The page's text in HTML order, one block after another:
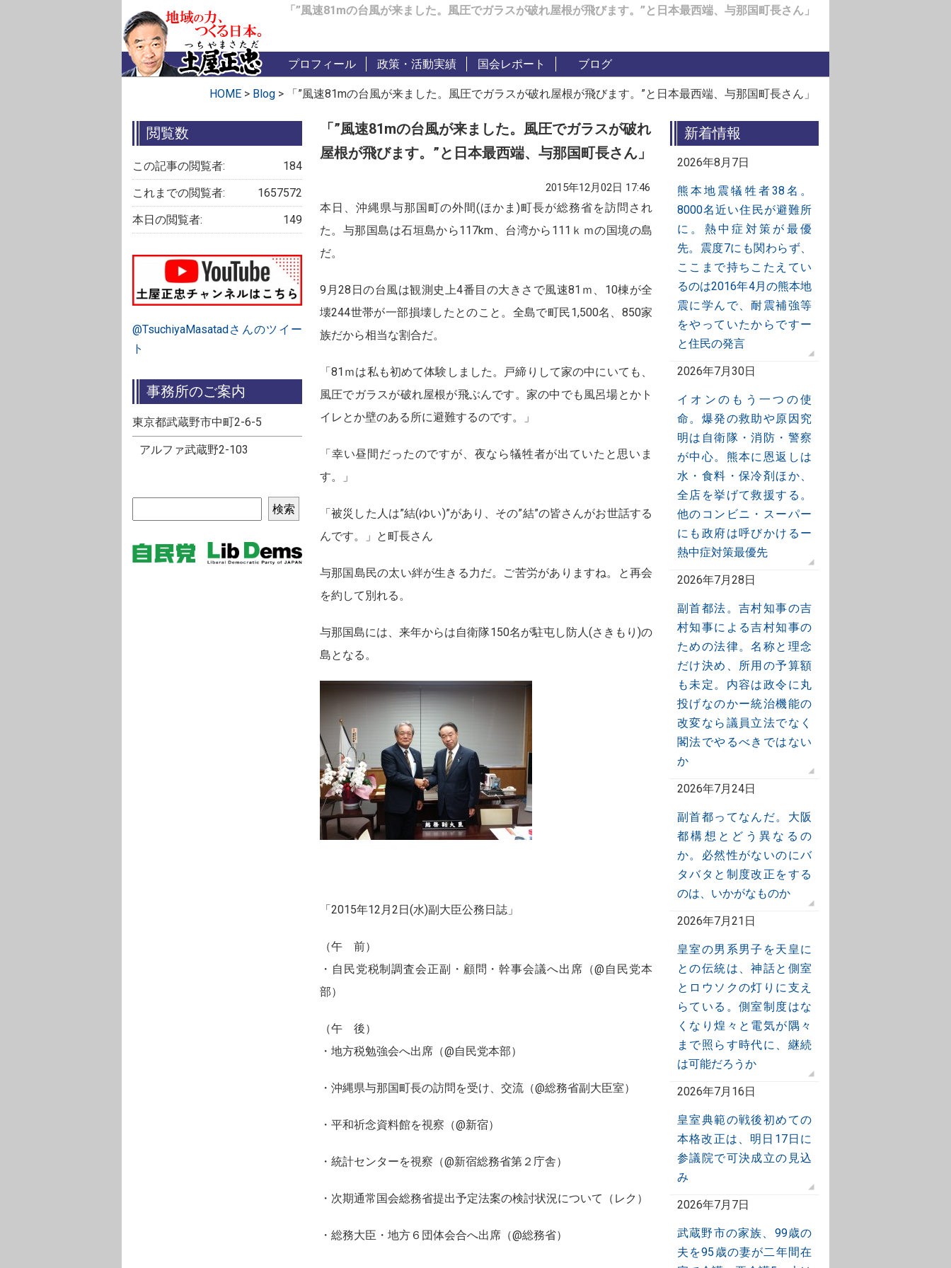
「”風速81mの台風が来ました。風圧でガラスが破れ屋根が飛びます。”と日本最西端、与那国町長さん」
プロフィール 政策・活動実績 国会レポート ブログ
HOME > Blog > 「”風速81mの台風が来ました。風圧でガラスが破れ屋根が飛びます。”と日本最西端、与那国町長さん」
閲覧数
184
この記事の閲覧者:
1657572
これまでの閲覧者:
149
本日の閲覧者:
@TsuchiyaMasatadさんのツイー
ト
事務所のご案内
東京都武蔵野市中町2-6-5
アルファ武蔵野2-103
「”風速81mの台風が来ました。風圧でガラスが破れ
屋根が飛びます。”と日本最西端、与那国町長さん」
2015年12月02日 17:46
本日、沖縄県与那国町の外間(ほかま)町長が総務省を訪問され
た。与那国島は石垣島から117km、台湾から111ｋｍの国境の島
だ。
9月28日の台風は観測史上4番目の大きさで風速81ｍ、10棟が全
壊244世帯が一部損壊したとのこと。全島で町民1,500名、850家
族だから相当な割合だ。
「81ｍは私も初めて体験しました。戸締りして家の中にいても、
風圧でガラスが破れ屋根が飛ぶんです。家の中でも風呂場とかト
イレとか壁のある所に避難するのです。」
「幸い昼間だったのですが、夜なら犠牲者が出ていたと思いま
す。」
「被災した人は”結(ゆい)”があり、その”結”の皆さんがお世話する
んです。」と町長さん
与那国島民の太い絆が生きる力だ。ご苦労がありますね。と再会
を約して別れる。
与那国島には、来年からは自衛隊150名が駐屯し防人(さきもり)の
島となる。
「2015年12月2日(水)副大臣公務日誌」
（午 前）
・自民党税制調査会正副・顧問・幹事会議へ出席（@自民党本
部）
（午 後）
・地方税勉強会へ出席（@自民党本部）
・沖縄県与那国町長の訪問を受け、交流（@総務省副大臣室）
・平和祈念資料館を視察（@新宿）
・統計センターを視察（@新宿総務省第２庁舎）
・次期通常国会総務省提出予定法案の検討状況について（レク）
・総務大臣・地方６団体会合へ出席（@総務省）
新着情報
2026年8月7日
熊本地震犠牲者38名。
8000名近い住民が避難所
に。熱中症対策が最優
先。震度7にも関わらず、
ここまで持ちこたえてい
るのは2016年4月の熊本地
震に学んで、耐震補強等
をやっていたからですー
と住民の発言
2026年7月30日
イオンのもう一つの使
命。爆発の救助や原因究
明は自衛隊・消防・警察
が中心。熊本に恩返しは
水・食料・保冷剤ほか、
全店を挙げて救援する。
他のコンビニ・スーパー
にも政府は呼びかけるー
熱中症対策最優先
2026年7月28日
副首都法。吉村知事の吉
村知事による吉村知事の
ための法律。名称と理念
だけ決め、所用の予算額
も未定。内容は政令に丸
投げなのかー統治機能の
改変なら議員立法でなく
閣法でやるべきではない
か
2026年7月24日
副首都ってなんだ。大阪
都構想とどう異なるの
か。必然性がないのにバ
タバタと制度改正をする
のは、いかがなものか
2026年7月21日
皇室の男系男子を天皇に
との伝統は、神話と側室
とロウソクの灯りに支え
らている。側室制度はな
くなり煌々と電気が隅々
まで照らす時代に、継続
は可能だろうか
2026年7月16日
皇室典範の戦後初めての
本格改正は、明日17日に
参議院で可決成立の見込
み
2026年7月7日
武蔵野市の家族、99歳の
夫を95歳の妻が二年間在